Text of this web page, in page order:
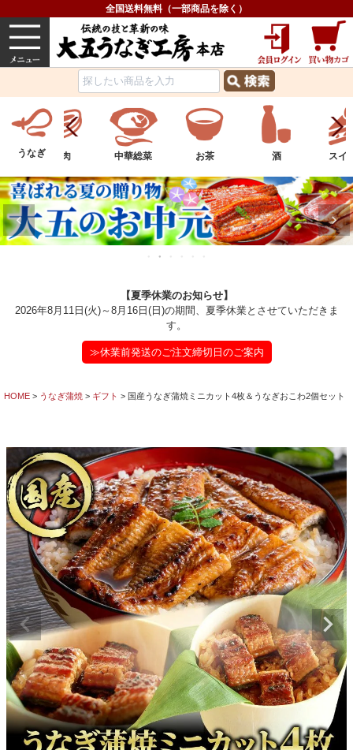
全国送料無料（一部商品を除く）
うなぎ 内祝い グルメ
うなぎ中華総菜 お茶 酒 スイーツ フル
【夏季休業のお知らせ】
2026年8月11日(火)～8月16日(日)の期間、夏季休業とさせていただきま
す。
≫休業前発送のご注文締切日のご案内
HOME うなぎ蒲焼 ギフト 国産うなぎ蒲焼ミニカット4枚＆うなぎおこわ2個セット